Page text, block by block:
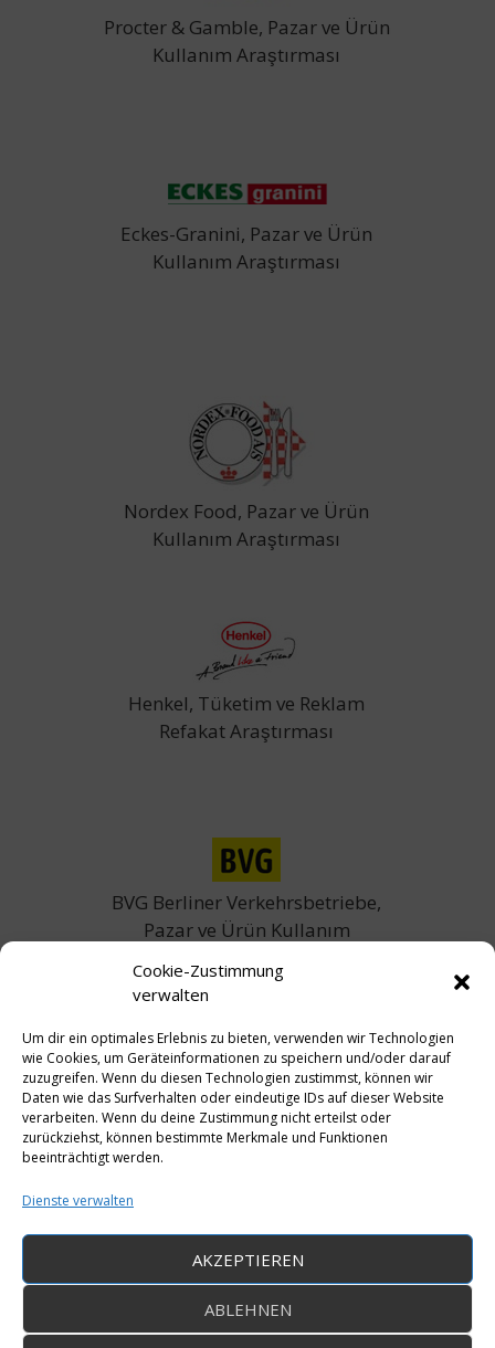
Cookie-Zustimmung
verwalten
Um dir ein optimales Erlebnis zu bieten, verwenden wir Technologien
wie Cookies, um Geräteinformationen zu speichern und/oder darauf
zuzugreifen. Wenn du diesen Technologien zustimmst, können wir
Daten wie das Surfverhalten oder eindeutige IDs auf dieser Website
verarbeiten. Wenn du deine Zustimmung nicht erteilst oder
zurückziehst, können bestimmte Merkmale und Funktionen
beeinträchtigt werden.
Dienste verwalten
AKZEPTIEREN
ABLEHNEN
Procter & Gamble, Pazar ve Ürün
Kullanım Araştırması
Eckes-Granini, Pazar ve Ürün
Kullanım Araştırması
Nordex Food, Pazar ve Ürün
Kullanım Araştırması
Henkel, Tüketim ve Reklam
Refakat Araştırması
BVG Berliner Verkehrsbetriebe,
Pazar ve Ürün Kullanım
Mars Gmbh